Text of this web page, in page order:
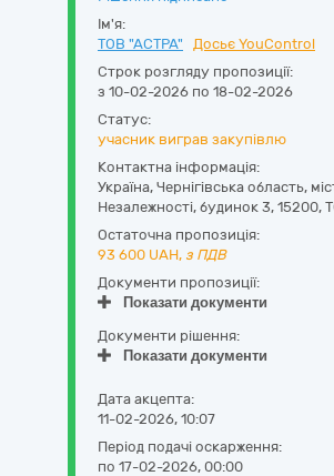
Ім'я:
ТОВ "АСТРА"
Досьє YouControl
Строк розгляду пропозиції:
з 10-02-2026 по 18-02-2026
Статус:
учасник виграв закупівлю
Контактна інформація:
Україна, Чернігівська область,
Незалежності, будинок 3, 15200,
Остаточна пропозиція:
93 600 UAH, з ПДВ
Документи пропозиції:
Показати документи
Документи рішення:
Показати документи
Дата акцепта:
11-02-2026, 10:07
Період подачі оскарження:
по 17-02-2026, 00:00